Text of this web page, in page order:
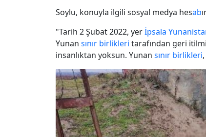
Soylu, konuyla ilgili sosyal medya hesab
"Tarih 2 Şubat 2022, yerİpsala
Yunan sınır birlikleri tarafından geri
insanlıktan yoksun. Yunan sınır birlikleri,